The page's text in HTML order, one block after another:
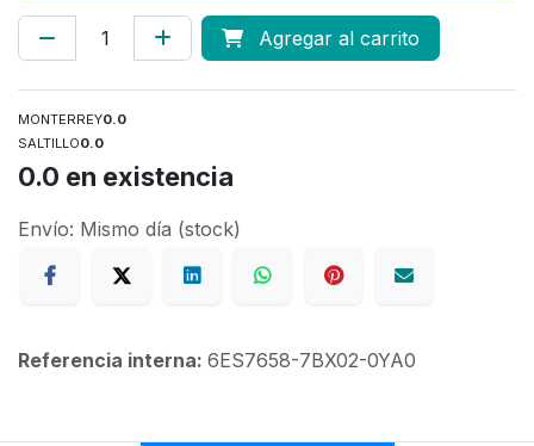
Agregar al carrito
MONTERREY0.0
SALTILLO0.0
0.0 en existencia
Envío: Mismo día (stock)
Referencia interna: 6ES7658-7BX02-0YA0